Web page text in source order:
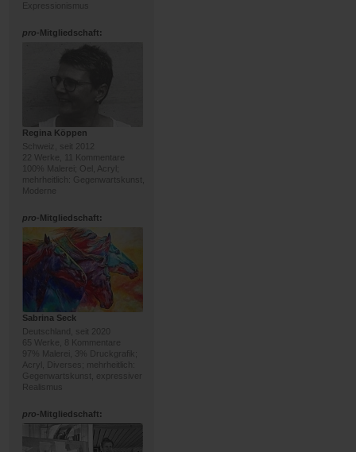
Expressionismus
pro-Mitgliedschaft:
Regina Köppen
Schweiz, seit 2012
22 Werke, 11 Kommentare
100% Malerei; Oel, Acryl;
mehrheitlich: Gegenwartskunst,
Moderne
pro-Mitgliedschaft:
Sabrina Seck
Deutschland, seit 2020
65 Werke, 8 Kommentare
97% Malerei, 3% Druckgrafik;
Acryl, Diverses; mehrheitlich:
Gegenwartskunst, expressiver
Realismus
pro-Mitgliedschaft: